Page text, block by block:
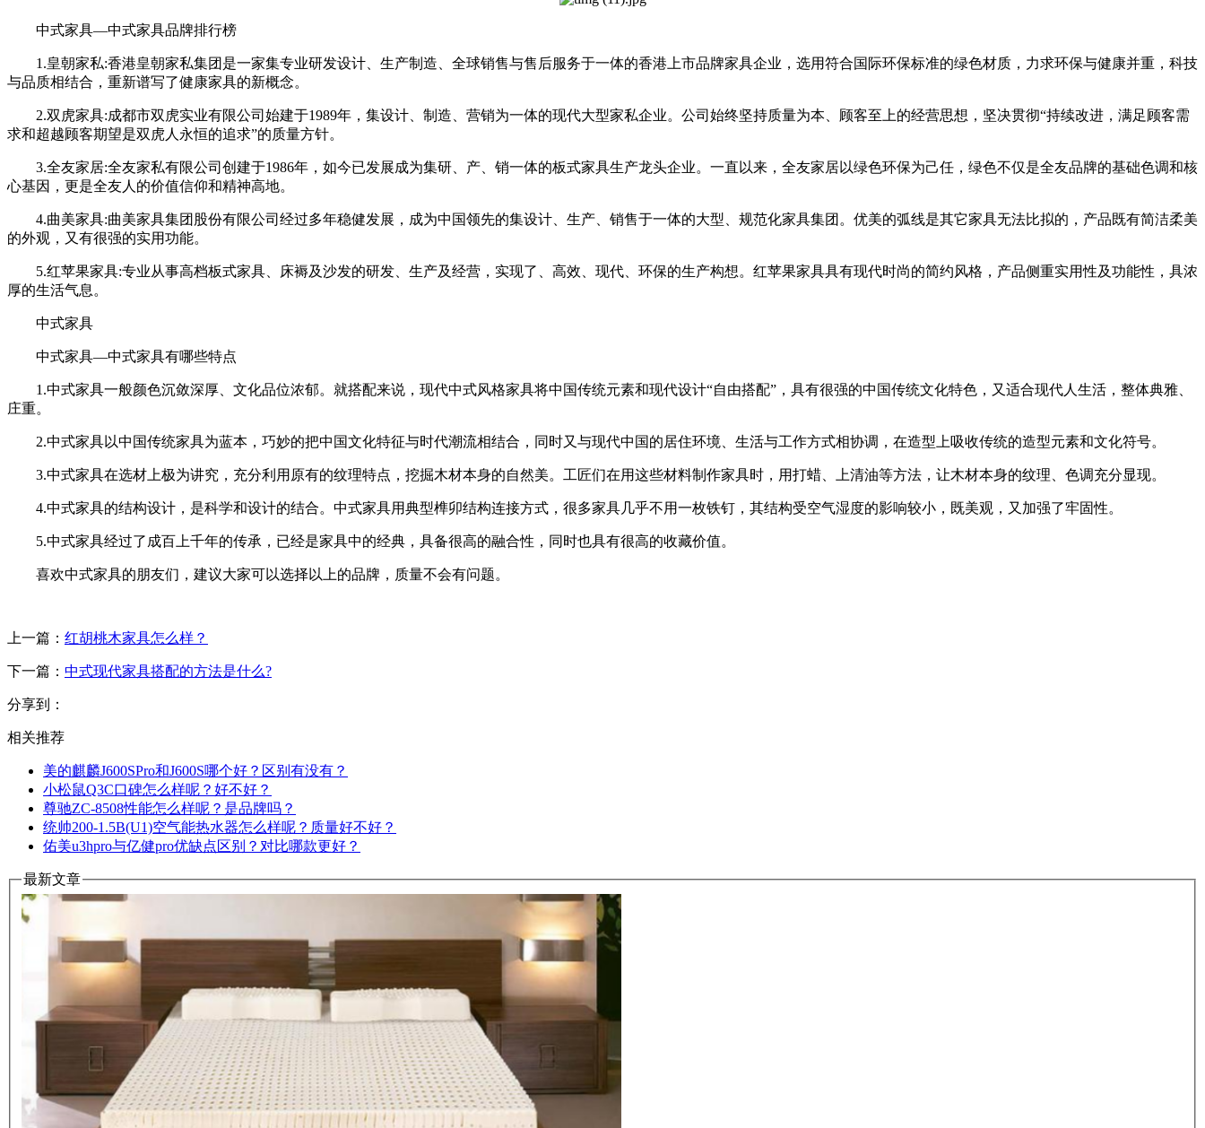
中式家具—中式家具品牌排行榜
1.皇朝家私:香港皇朝家私集团是一家集专业研发设计、生产制造、全球销售与售后服务于一体的香港上市品牌家具企业，选用符合国际环保标准的绿色材质，力求环保与健康并重，科技
与品质相结合，重新谱写了健康家具的新概念。
2.双虎家具:成都市双虎实业有限公司始建于1989年，集设计、制造、营销为一体的现代大型家私企业。公司始终坚持质量为本、顾客至上的经营思想，坚决贯彻“持续改进，满足顾客需
求和超越顾客期望是双虎人永恒的追求”的质量方针。
3.全友家居:全友家私有限公司创建于1986年，如今已发展成为集研、产、销一体的板式家具生产龙头企业。一直以来，全友家居以绿色环保为己任，绿色不仅是全友品牌的基础色调和核
心基因，更是全友人的价值信仰和精神高地。
4.曲美家具:曲美家具集团股份有限公司经过多年稳健发展，成为中国领先的集设计、生产、销售于一体的大型、规范化家具集团。优美的弧线是其它家具无法比拟的，产品既有简洁柔美
的外观，又有很强的实用功能。
5.红苹果家具:专业从事高档板式家具、床褥及沙发的研发、生产及经营，实现了、高效、现代、环保的生产构想。红苹果家具具有现代时尚的简约风格，产品侧重实用性及功能性，具浓
厚的生活气息。
中式家具
中式家具—中式家具有哪些特点
1.中式家具一般颜色沉敛深厚、文化品位浓郁。就搭配来说，现代中式风格家具将中国传统元素和现代设计“自由搭配”，具有很强的中国传统文化特色，又适合现代人生活，整体典雅、
庄重。
2.中式家具以中国传统家具为蓝本，巧妙的把中国文化特征与时代潮流相结合，同时又与现代中国的居住环境、生活与工作方式相协调，在造型上吸收传统的造型元素和文化符号。
3.中式家具在选材上极为讲究，充分利用原有的纹理特点，挖掘木材本身的自然美。工匠们在用这些材料制作家具时，用打蜡、上清油等方法，让木材本身的纹理、色调充分显现。
4.中式家具的结构设计，是科学和设计的结合。中式家具用典型榫卯结构连接方式，很多家具几乎不用一枚铁钉，其结构受空气湿度的影响较小，既美观，又加强了牢固性。
5.中式家具经过了成百上千年的传承，已经是家具中的经典，具备很高的融合性，同时也具有很高的收藏价值。
喜欢中式家具的朋友们，建议大家可以选择以上的品牌，质量不会有问题。
上一篇： 红胡桃木家具怎么样？
下一篇： 中式现代家具搭配的方法是什么?
分享到：
相关推荐
美的麒麟J600SPro和J600S哪个好？区别有没有？
小松鼠Q3C口碑怎么样呢？好不好？
尊驰ZC-8508性能怎么样呢？是品牌吗？
统帅200-1.5B(U1)空气能热水器怎么样呢？质量好不好？
佑美u3hpro与亿健pro优缺点区别？对比哪款更好？
最新文章